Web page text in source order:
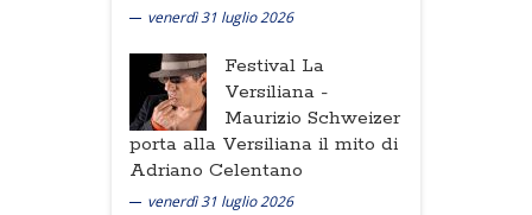
venerdì 31 luglio 2026
Festival La
Versiliana -
Maurizio Schweizer
porta alla Versiliana il mito di
Adriano Celentano
venerdì 31 luglio 2026